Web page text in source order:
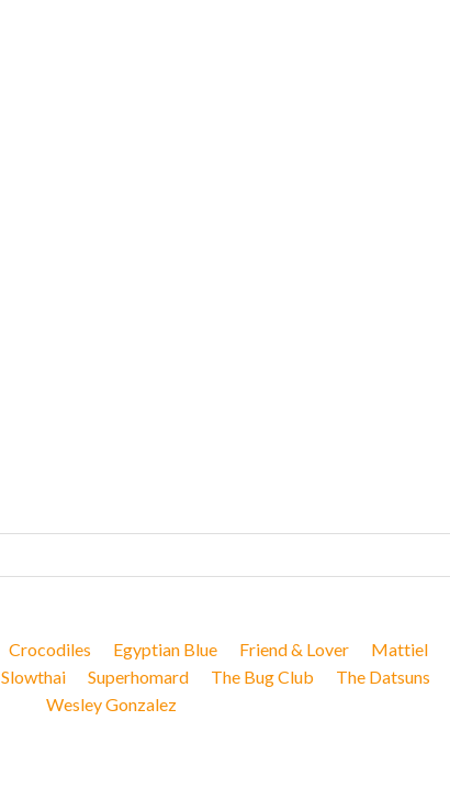
Crocodiles Egyptian Blue Friend & Lover Mattiel
Slowthai Superhomard The Bug Club The Datsuns
Wesley Gonzalez